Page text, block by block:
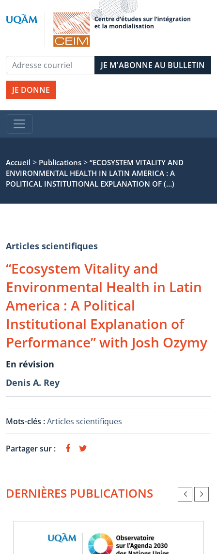
JE DONNE
Accueil > Publications > “ECOSYSTEM VITALITY AND
ENVIRONMENTAL HEALTH IN LATIN AMERICA : A
POLITICAL INSTITUTIONAL EXPLANATION OF (…)
Articles scientifiques
“Ecosystem Vitality and
Environmental Health in Latin
America : A Political
Institutional Explanation of
Performance” with Josh Ozymy
En révision
Denis A. Rey
Mots-clés :Articles scientifiques
Partager sur :
DERNIÈRES PUBLICATIONS